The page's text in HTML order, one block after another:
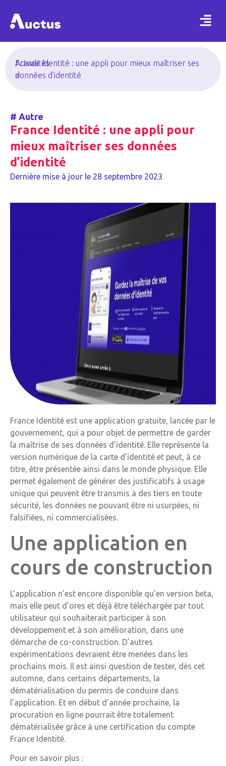
Actualités
>
France Identité : une appli pour mieux maîtriser ses
données d’identité
# Autre
France Identité : une appli pour
mieux maîtriser ses données
d’identité
Dernière mise à jour le 28 septembre 2023
France Identité est une application gratuite, lancée par le
gouvernement, qui a pour objet de permettre de garder
la maîtrise de ses données d’identité. Elle représente la
version numérique de la carte d’identité et peut, à ce
titre, être présentée ainsi dans le monde physique. Elle
permet également de générer des justificatifs à usage
unique qui peuvent être transmis à des tiers en toute
sécurité, les données ne pouvant être ni usurpées, ni
falsifiées, ni commercialisées.
Une application en
cours de construction
L’application n’est encore disponible qu’en version beta,
mais elle peut d’ores et déjà être téléchargée par tout
utilisateur qui souhaiterait participer à son
développement et à son amélioration, dans une
démarche de co-construction. D’autres
expérimentations devraient être menées dans les
prochains mois. Il est ainsi question de tester, dès cet
automne, dans certains départements, la
dématérialisation du permis de conduire dans
l’application. Et en début d’année prochaine, la
procuration en ligne pourrait être totalement
dématérialisée grâce à une certification du compte
France Identité.
Pour en savoir plus :